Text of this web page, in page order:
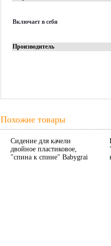
Включает в себя
Производитель
Похожие товары
Сидение для качели
двойное пластиковое,
"спина к спине" Babygrai